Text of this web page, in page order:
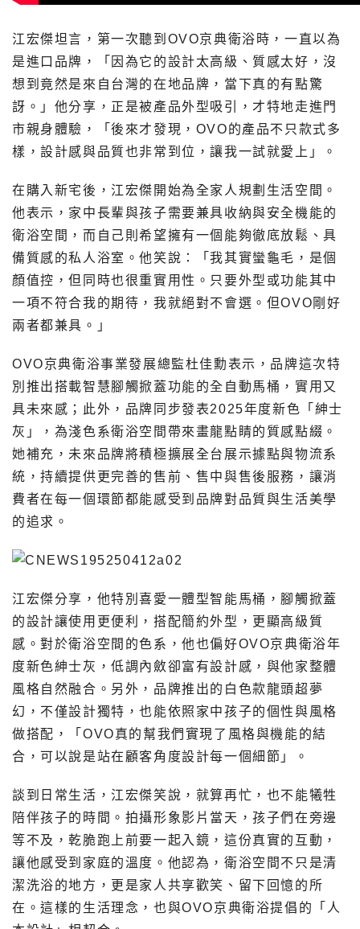
江宏傑坦言，第一次聽到OVO京典衛浴時，一直以為
是進口品牌，「因為它的設計太高級、質感太好，沒
想到竟然是來自台灣的在地品牌，當下真的有點驚
訝。」他分享，正是被產品外型吸引，才特地走進門
市親身體驗，「後來才發現，OVO的產品不只款式多
樣，設計感與品質也非常到位，讓我一試就愛上」。
在購入新宅後，江宏傑開始為全家人規劃生活空間。
他表示，家中長輩與孩子需要兼具收納與安全機能的
衛浴空間，而自己則希望擁有一個能夠徹底放鬆、具
備質感的私人浴室。他笑說：「我其實蠻龜毛，是個
顏值控，但同時也很重實用性。只要外型或功能其中
一項不符合我的期待，我就絕對不會選。但OVO剛好
兩者都兼具。」
OVO京典衛浴事業發展總監杜佳勳表示，品牌這次特
別推出搭載智慧腳觸掀蓋功能的全自動馬桶，實用又
具未來感；此外，品牌同步發表2025年度新色「紳士
灰」，為淺色系衛浴空間帶來畫龍點睛的質感點綴。
她補充，未來品牌將積極擴展全台展示據點與物流系
統，持續提供更完善的售前、售中與售後服務，讓消
費者在每一個環節都能感受到品牌對品質與生活美學
的追求。
江宏傑分享，他特別喜愛一體型智能馬桶，腳觸掀蓋
的設計讓使用更便利，搭配簡約外型，更顯高級質
感。對於衛浴空間的色系，他也偏好OVO京典衛浴年
度新色紳士灰，低調內斂卻富有設計感，與他家整體
風格自然融合。另外，品牌推出的白色款龍頭超夢
幻，不僅設計獨特，也能依照家中孩子的個性與風格
做搭配，「OVO真的幫我們實現了風格與機能的結
合，可以說是站在顧客角度設計每一個細節」。
談到日常生活，江宏傑笑說，就算再忙，也不能犧牲
陪伴孩子的時間。拍攝形象影片當天，孩子們在旁邊
等不及，乾脆跑上前要一起入鏡，這份真實的互動，
讓他感受到家庭的溫度。他認為，衛浴空間不只是清
潔洗浴的地方，更是家人共享歡笑、留下回憶的所
在。這樣的生活理念，也與OVO京典衛浴提倡的「人